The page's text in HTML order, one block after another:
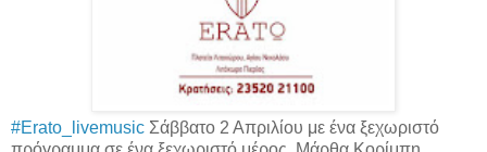
#‎Erato_livemusic‬ Σάββατο 2 Απριλίου με ένα ξεχωριστό